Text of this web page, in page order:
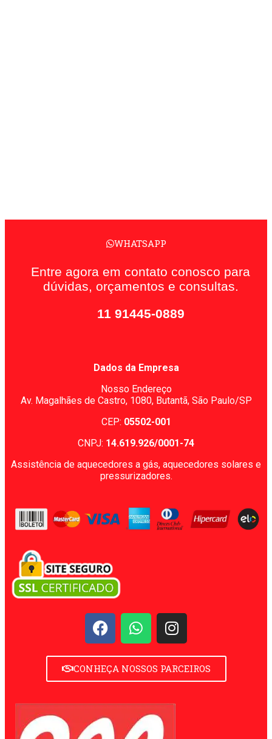
WHATSAPP
Entre agora em contato conosco para
dúvidas, orçamentos e consultas.
11 91445-0889
Dados da Empresa
Nosso Endereço
Av. Magalhães de Castro, 1080, Butantã, São Paulo/SP
CEP: 05502-001
CNPJ: 14.619.926/0001-74
Assistência de aquecedores a gás, aquecedores solares e
pressurizadores.
CONHEÇA NOSSOS PARCEIROS